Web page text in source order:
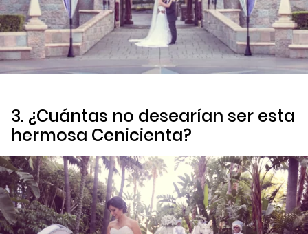
3. ¿Cuántas no desearían ser esta
hermosa Cenicienta?